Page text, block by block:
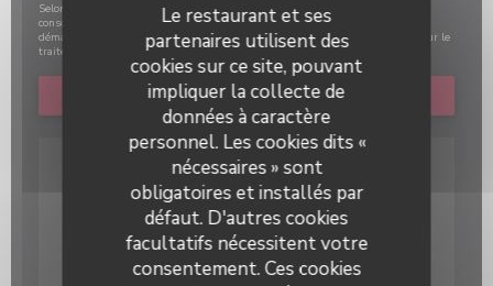
Le restaurant et ses
partenaires utilisent des
cookies sur ce site, pouvant
impliquer la collecte de
données à caractère
personnel. Les cookies dits «
nécessaires » sont
obligatoires et installés par
défaut. D'autres cookies
facultatifs nécessitent votre
consentement. Ces cookies
Selon l'article L.223-2 du code de la consommation, il est rappelé que le
consommateur peut user de son droit à s'inscrire sur la liste d'opposition au
démarchage téléphonique Bloctel :bloctel.gouv.fr. Pour plus d'informations sur le
traitement de vos données, consultez notre politique de confidentialité